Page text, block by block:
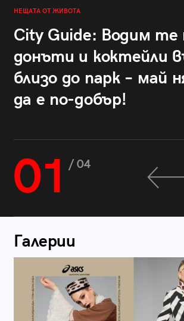
НЕЩАТА ОТ ЖИВОТА
City Guide: Водим те
донъти и коктейли
близо до парк – май
да е по-добър!
01 / 04
Галерии